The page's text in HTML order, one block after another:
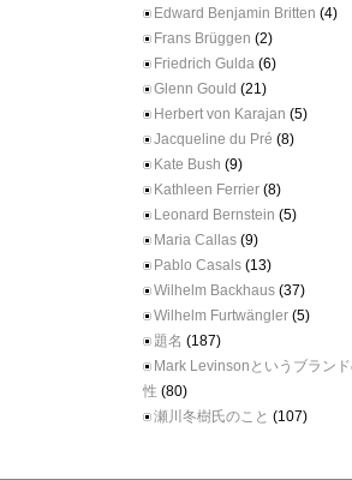
Edward Benjamin Britten (4)
Frans Brüggen (2)
Friedrich Gulda (6)
Glenn Gould (21)
Herbert von Karajan (5)
Jacqueline du Pré (8)
Kate Bush (9)
Kathleen Ferrier (8)
Leonard Bernstein (5)
Maria Callas (9)
Pablo Casals (13)
Wilhelm Backhaus (37)
Wilhelm Furtwängler (5)
題名 (187)
Mark Levinsonというブラン
性 (80)
瀬川冬樹氏のこと (107)